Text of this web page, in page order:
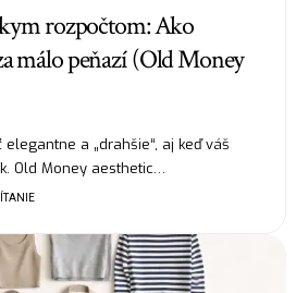
rozpočtom: Ako
málo peňazí (Old Money
a „drahšie“, aj keď váš
Old Money aesthetic…